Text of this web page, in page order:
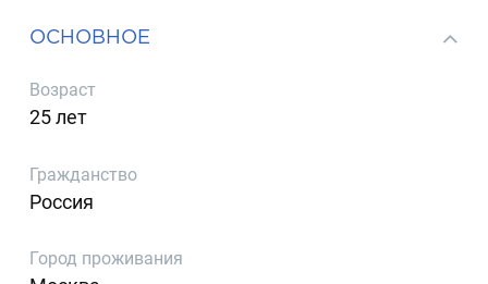
ОСНОВНОЕ
Возраст
25 лет
Гражданство
Россия
Город проживания